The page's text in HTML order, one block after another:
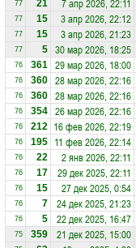
77 21 7 апр 2026, 22:11
77 15 3 апр 2026, 22:12
77 15 3 апр 2026, 21:23
77 5 30 мар 2026, 18:25
76 361 29 мар 2026, 18:00
76 360 28 мар 2026, 22:16
76 360 28 мар 2026, 22:16
76 354 26 мар 2026, 22:16
76 212 16 фев 2026, 22:19
76 195 11 фев 2026, 22:14
76 22 2 янв 2026, 22:11
76 17 29 дек 2025, 22:11
76 15 27 дек 2025, 0:54
76 7 24 дек 2025, 21:23
76 5 22 дек 2025, 16:47
75 359 21 дек 2025, 15:00